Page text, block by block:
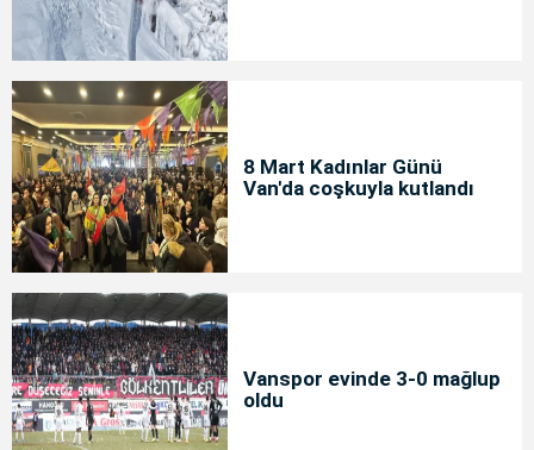
8 Mart Kadınlar Günü
Van'da coşkuyla kutlandı
Vanspor evinde 3-0 mağlup
oldu